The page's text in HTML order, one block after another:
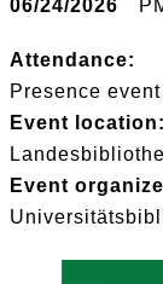
06/24/2026
Attendance:
Presence event
Event location:
Event